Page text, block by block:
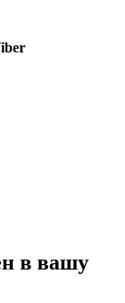
в вашу